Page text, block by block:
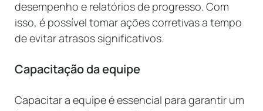
desempenho e relatórios de progresso. Com
isso, é possível tomar ações corretivas a tempo
de evitar atrasos significativos.
Capacitação da equipe
Capacitar a equipe é essencial para garantir um